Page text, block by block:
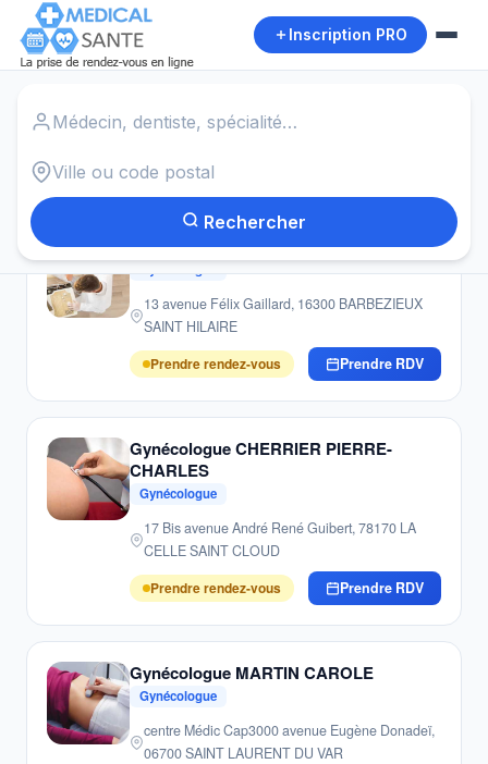
Inscription PRO
Rechercher
Autour de moi
Gynécologue BAUDET PIERRE
13 avenue Félix Gaillard, 16300 BARBEZIEUX
SAINT HILAIRE
Prendre rendez-vous
Prendre RDV
Gynécologue CHERRIER PIERRE-
CHARLES
Gynécologue
17 Bis avenue André René Guibert, 78170 LA
CELLE SAINT CLOUD
Prendre rendez-vous
Prendre RDV
Gynécologue MARTIN CAROLE
Gynécologue
centre Médic Cap3000 avenue Eugène Donadeï,
06700 SAINT LAURENT DU VAR